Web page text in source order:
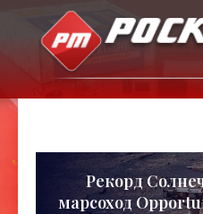
Рекорд
марсоход